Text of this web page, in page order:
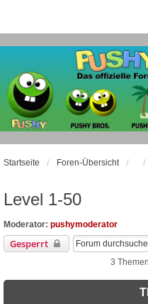
Startseite Foren-Übersicht
Level 1-50
Moderator: pushymoderator
Gesperrt
3